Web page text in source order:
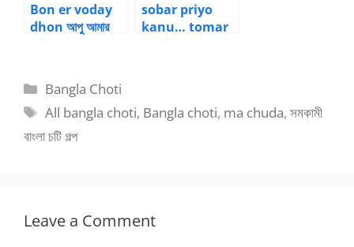
Bon er voday
dhon আপু আমার
sobar priyo
kanu… tomar
Categories
Bangla Choti
Tags
All bangla choti, Bangla choti, ma chuda,সমকামী
বাংলা চটি গল্প
Leave a Comment